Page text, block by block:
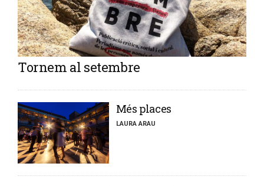
Tornem al setembre
​Més places
LAURA ARAU